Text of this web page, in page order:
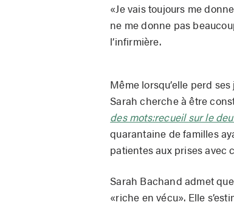
«Je vais toujours me
ne me donne pas
l’infirmière.
Même lorsqu’elle perd
Sarah cherche à être
des mots:recueil sur le
quarantaine de familles
patientes aux prises avec
Sarah Bachand admet
«riche en vécu». Elle